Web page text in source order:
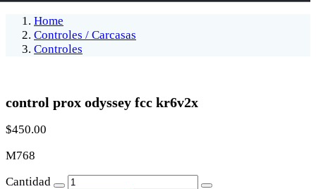
Home
Controles / Carcasas
Controles
control prox odyssey fcc kr6v2x
$450.00
M768
Cantidad